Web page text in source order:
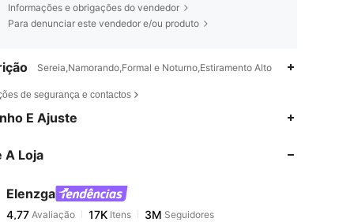
Informações e obrigações do vendedor
Para denunciar este vendedor e/ou produto
Sereia,Namorando,Formal e Noturno,Estiramento Alto
de segurança e contactos
E Ajuste
A Loja
Elenzga
4,77
4,77 Avaliação 17KItens
c***spago1 dia atrás